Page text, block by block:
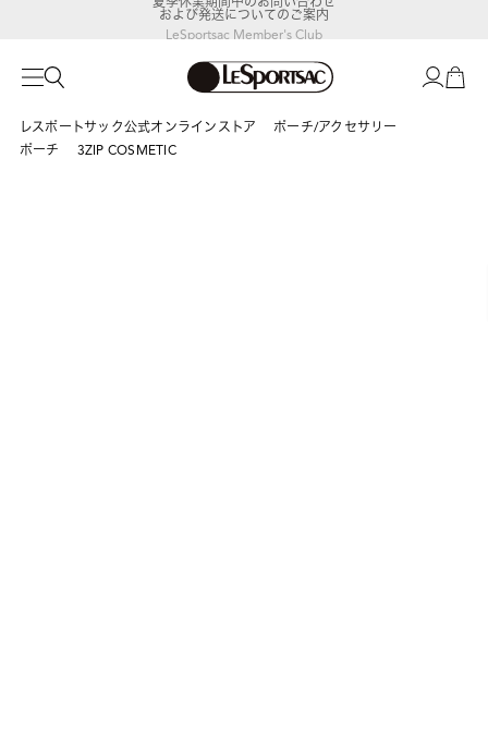
LeSportsac Member's Club
ポイントアップキャンペーン開催中
および発送についてのご案内
レスポートサック公式オンラインストア
ポーチ/アクセサリー
ポーチ
3ZIP COSMETIC